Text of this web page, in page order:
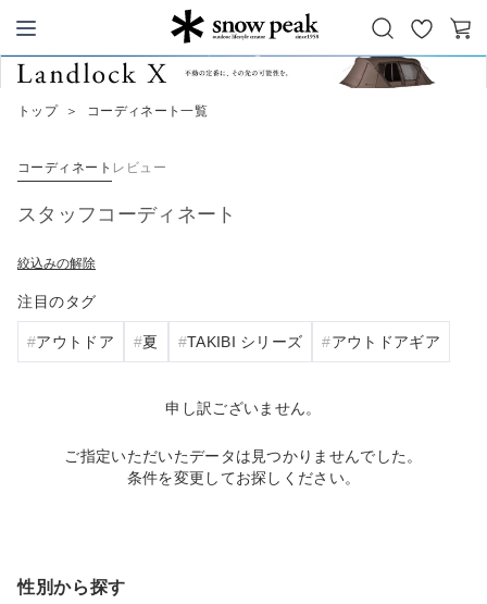
Snow Peak
お
気
カ
トップ ＞ コーディネート一覧
コーディネート レビュー
スタッフコーディネート
絞込みの解除
注目のタグ
アウトドア 夏 TAKIBI シリーズ アウトドアギア
申し訳ございません。
ご指定いただいたデータは見つかりませんでした。
条件を変更してお探しください。
性別から探す